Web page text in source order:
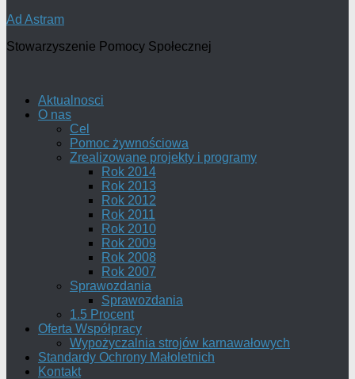
Ad Astram
Stowarzyszenie Pomocy Społecznej
Aktualnosci
O nas
Cel
Pomoc żywnościowa
Zrealizowane projekty i programy
Rok 2014
Rok 2013
Rok 2012
Rok 2011
Rok 2010
Rok 2009
Rok 2008
Rok 2007
Sprawozdania
Sprawozdania
1.5 Procent
Oferta Współpracy
Wypożyczalnia strojów karnawałowych
Standardy Ochrony Małoletnich
Kontakt